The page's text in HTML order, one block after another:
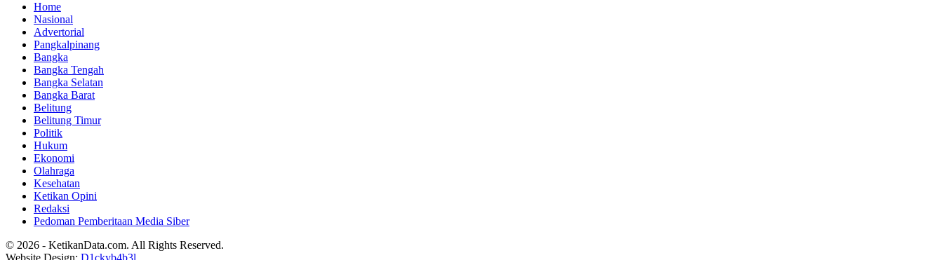
Home
Nasional
Advertorial
Pangkalpinang
Bangka
Bangka Tengah
Bangka Selatan
Bangka Barat
Belitung
Belitung Timur
Politik
Hukum
Ekonomi
Olahraga
Kesehatan
Ketikan Opini
Redaksi
Pedoman Pemberitaan Media Siber
© 2026 - KetikanData.com. All Rights Reserved.